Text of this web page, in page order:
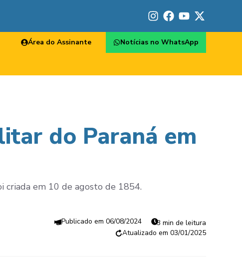
Área do Assinante Notícias no WhatsApp
do Paraná em
criada em 10 de agosto de 1854.
06/08/2024
3 min de leitura
03/01/2025